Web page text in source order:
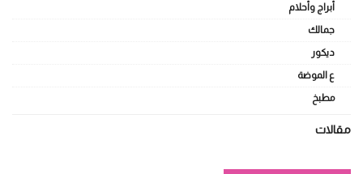
أبراج وأحلام
جمالك
ديكور
ع الموضة
مطبخ
مقالات